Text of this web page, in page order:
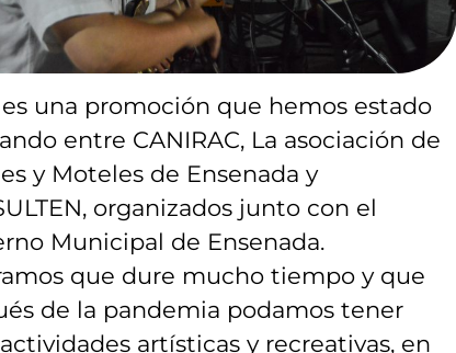
es una promoción que hemos estado
entre CANIRAC, La asociación de
y Moteles de Ensenada y
organizados junto con el
Municipal de Ensenada.
que dure mucho tiempo y que
de la pandemia podamos tener
artísticas y recreativas, en